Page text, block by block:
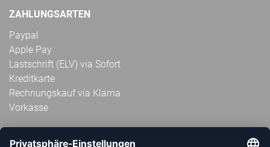
ZAHLUNGSARTEN
Paypal
Apple Pay
Lastschrift (ELV) via Sofort
Kreditkarte
Rechnungskauf via Klarna
Vorkasse